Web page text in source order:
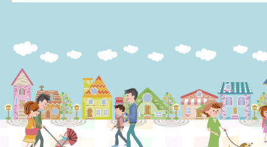
1歳〜3歳
3歳〜就学前
就学後〜